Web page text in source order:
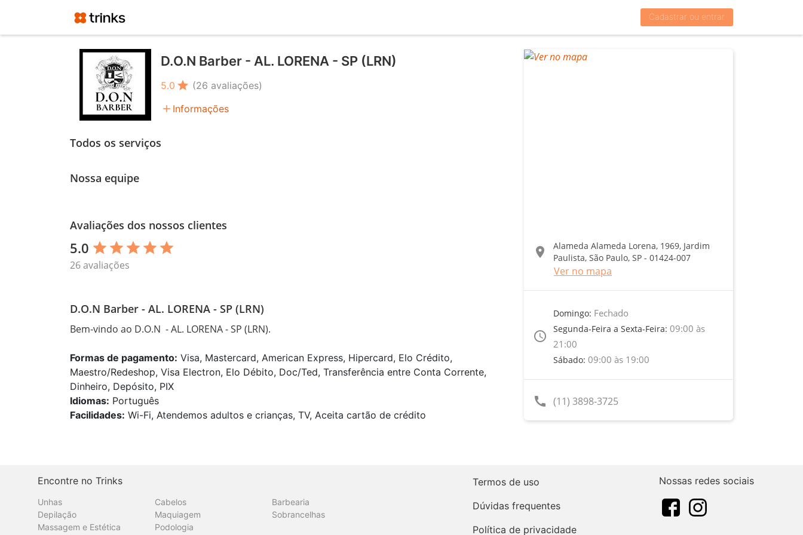
Cadastrar ou entrar
D.O.N Barber - AL. LORENA - SP (LRN)
5.0 star (26 avaliações)
add Informações
Todos os serviços
Nossa equipe
Avaliações dos nossos clientes
5.0 star star star star star
26 avaliações
D.O.N Barber - AL. LORENA - SP (LRN)
Bem-vindo ao D.O.N  - AL. LORENA - SP (LRN).
Formas de pagamento: Visa, Mastercard, American Express, Hipercard, Elo Crédito,
Maestro/Redeshop, Visa Electron, Elo Débito, Doc/Ted, Transferência entre Conta Corrente,
Dinheiro, Depósito, PIX
Idiomas: Português
Facilidades: Wi-Fi, Atendemos adultos e crianças, TV, Aceita cartão de crédito
location_on
Alameda Alameda Lorena, 1969, Jardim
Paulista, São Paulo, SP - 01424-007
Ver no mapa
access_time
Domingo: Fechado
Segunda-Feira a Sexta-Feira: 09:00 às
21:00
Sábado: 09:00 às 19:00
call (11) 3898-3725
Encontre no Trinks
Unhas Cabelos
Barbearia
Depilação
Maquiagem
Sobrancelhas
Massagem e Estética
Podologia
Termos de uso
Dúvidas frequentes
Política de privacidade
Nossas redes sociais